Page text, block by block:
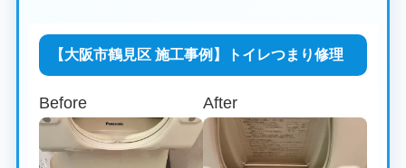
【大阪市鶴見区 施工事例】トイレつまり修理
Before After